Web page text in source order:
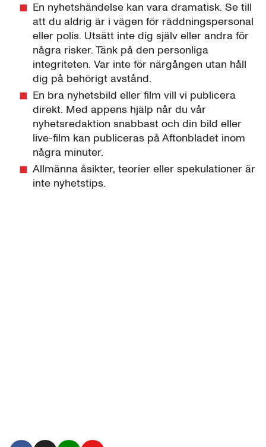
En nyhetshändelse kan vara dramatisk. Se till
att du aldrig är i vägen för räddningspersonal
eller polis. Utsätt inte dig själv eller andra för
några risker. Tänk på den personliga
integriteten. Var inte för närgången utan håll
dig på behörigt avstånd.
En bra nyhetsbild eller film vill vi publicera
direkt. Med appens hjälp når du vår
nyhetsredaktion snabbast och din bild eller
live-film kan publiceras på Aftonbladet inom
några minuter.
Allmänna åsikter, teorier eller spekulationer är
inte nyhetstips.